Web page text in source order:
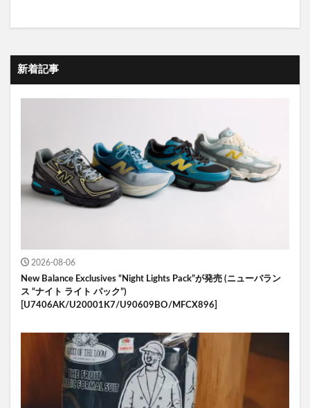
新着記事
2026-08-06
New Balance Exclusives “Night Lights Pack”が発売 (ニューバラン
ス “ナイト ライト パック”)
[U7406AK/U20001K7/U90609BO/MFCX896]